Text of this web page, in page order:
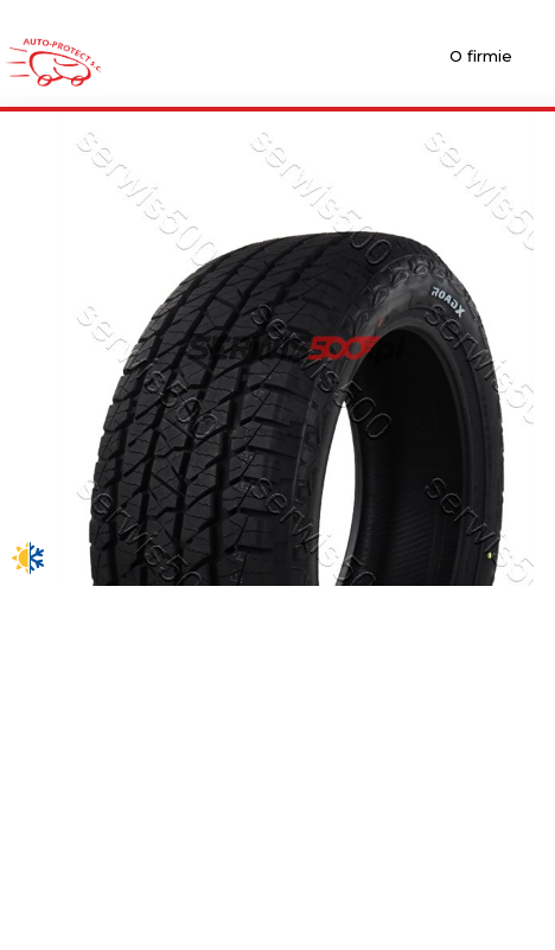
O firmie